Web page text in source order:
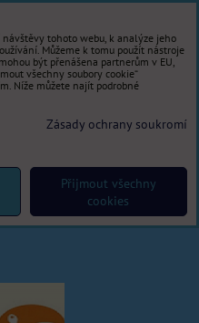
tohoto webu, k analýze jeho
Můžeme k tomu použít nástroje
být přenášena partnerům v EU,
všechny soubory cookie“
Níže můžete najít podrobné
Zásady ochrany soukromí
Přijmout všechny
cookies